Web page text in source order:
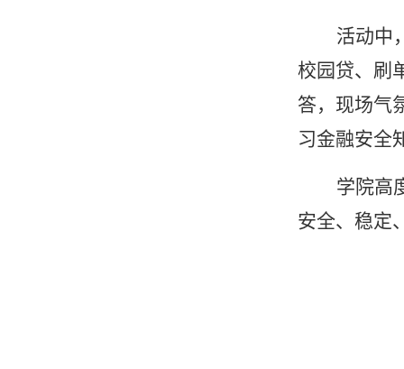
活动中
校园贷、刷
答，现场气
习金融安全
学院高
安全、稳定